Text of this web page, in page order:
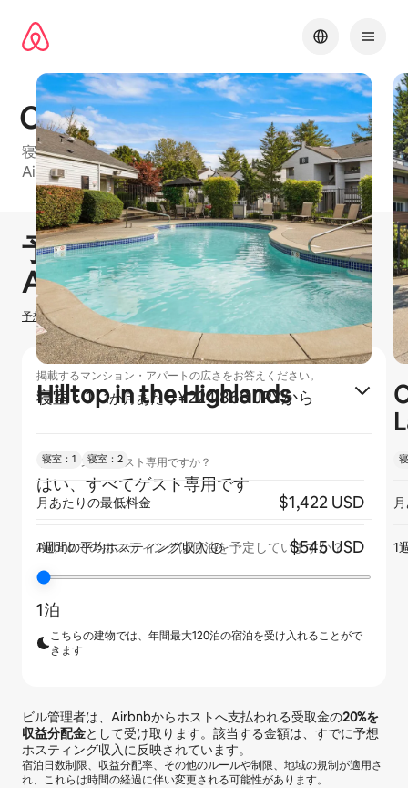
Crown Pointe
寝室：1、寝室：2のお部屋がある、Seattle Metroの
Airbnbフレンドリーマンション・アパートの建物
0件中0件表示
1 / 24
予想ホスティング収⁠入¥0
Airbnbでのホ⁠ス⁠テ⁠ィ⁠ン⁠グ
予想ホスティング収入の計算方法を確認する
掲載するマンション・アパートの広さをお答えください。
寝室：1 ·1か月あたり¥224,868 JPYから
リスティングはゲスト専用ですか？
はい、すべてゲスト専用です
Airbnbでのホスティングは何泊を予定していますか？
1泊
こちらの建物では、年間最大120泊の宿泊を受け入れることがで
きます
ビル管理者は、Airbnbからホストへ支払われる受取金の20%を
収益分配金として受け取ります。該当する金額は、すでに予想
ホスティング収入に反映されています。
宿泊日数制限、収益分配率、その他のルールや制限、地域の規制が適用さ
れ、これらは時間の経過に伴い変更される可能性があります。
Hilltop in the Highlands
寝室：1 寝室：2
月あたりの最低料金 $1,422 USD
1週間の平均ホスティング収入 $545 USD 1